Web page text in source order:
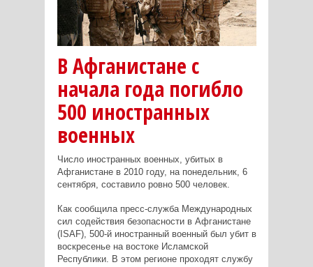
В Афганистане с
начала года погибло
500 иностранных
военных
Число иностранных военных, убитых в
Афганистане в 2010 году, на понедельник, 6
сентября, составило ровно 500 человек.
Как сообщила пресс-служба Международных
сил содействия безопасности в Афганистане
(ISAF), 500-й иностранный военный был убит в
воскресенье на востоке Исламской
Республики. В этом регионе проходят службу